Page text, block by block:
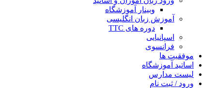
وبینار آموزشگاه
آموزش زبان انگلیسی
دوره های TTC
اسپانیایی
فرانسوی
موفقیت ها
اساتید آموزشگاه
لیست مدارس
ورود / ثبت نام